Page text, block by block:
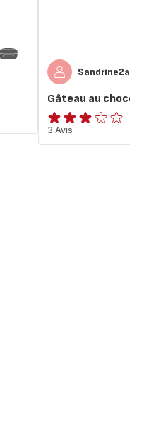
Sandrine2a
Gâteau au
Avis
3
3 Avis